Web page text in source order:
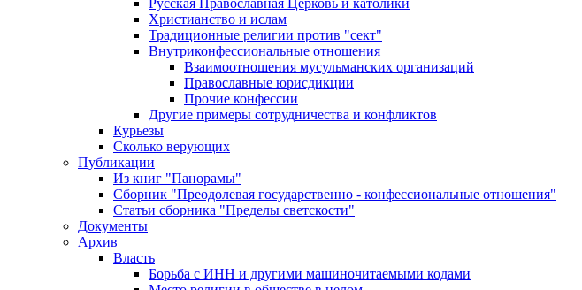
Русская Православная Церковь и католики
Христианство и ислам
Традиционные религии против "сект"
Внутриконфессиональные отношения
Взаимоотношения мусульманских организаций
Православные юрисдикции
Прочие конфессии
Другие примеры сотрудничества и конфликтов
Курьезы
Сколько верующих
Публикации
Из книг "Панорамы"
Сборник "Преодолевая государственно - конфессиональные отношения"
Статьи сборника "Пределы светскости"
Документы
Архив
Власть
Борьба с ИНН и другими машиночитаемыми кодами